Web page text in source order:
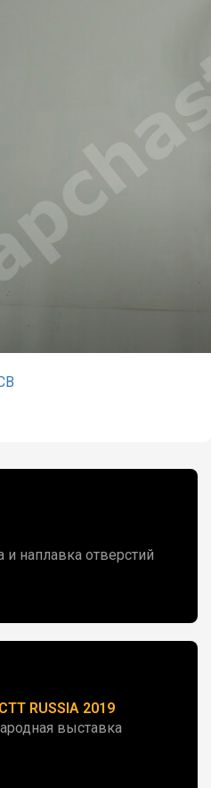
и наплавка отверстий
RUSSIA 2019
выставка